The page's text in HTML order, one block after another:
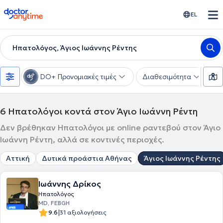
doctoranytime EL
Ηπατολόγος, Άγιος Ιωάννης Ρέντης
DO+ Προνομιακές τιμές Διαθεσιμότητα
6 Ηπατολόγοι κοντά στον Άγιο Ιωάννη Ρέντη
Δεν βρέθηκαν Ηπατολόγοι με online ραντεβού στον Άγιο
Ιωάννη Ρέντη, αλλά σε κοντινές περιοχές.
Αττική Δυτικά προάστια Αθήνας Άγιος Ιωάννης Ρέντης
Ιωάννης Δρίκος
Ηπατολόγος
MD, FEBGH
9.6|31 αξιολογήσεις